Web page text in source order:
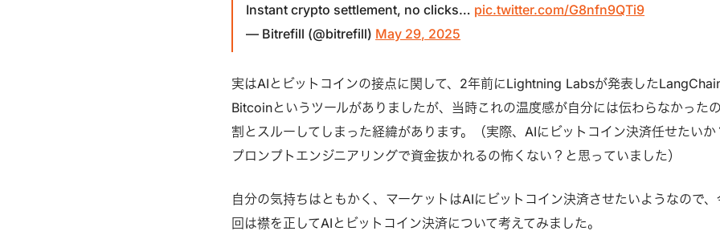
Instant crypto settlement, no clicks… pic.twitter.com/G8nfn9QTi9
— Bitrefill (@bitrefill) May 29, 2025
実はAIとビットコインの接点に関して、2年前にLightning Labsが発表した
Bitcoinというツールがありましたが、当時これの温度感が自分には伝わらなかった
割とスルーしてしまった経緯があります。（実際、AIにビットコイン決済任せたいか
プロンプトエンジニアリングで資金抜かれるの怖くない？と思っていました）
自分の気持ちはともかく、マーケットはAIにビットコイン決済させたいようなので、
回は襟を正してAIとビットコイン決済について考えてみました。